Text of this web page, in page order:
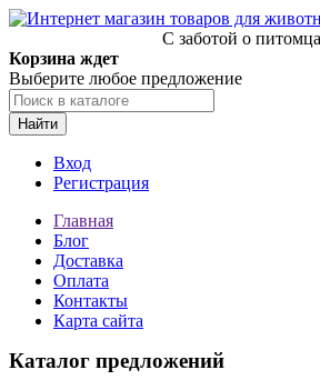
С заботой о
Корзина ждет
Выберите любое предложение
Найти
Вход
Регистрация
Главная
Блог
Доставка
Оплата
Контакты
Карта сайта
Каталог предложений